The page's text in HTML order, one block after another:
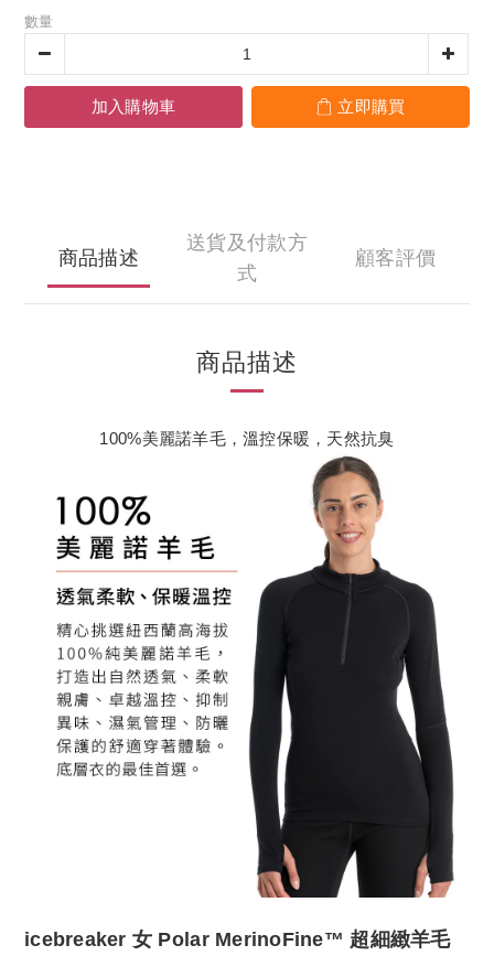
數量
加入購物車 立即購買
商品描述
送貨及付款方
式
顧客評價
商品描述
100%美麗諾羊毛，溫控保暖，天然抗臭
icebreaker 女 Polar MerinoFine™ 超細緻羊毛